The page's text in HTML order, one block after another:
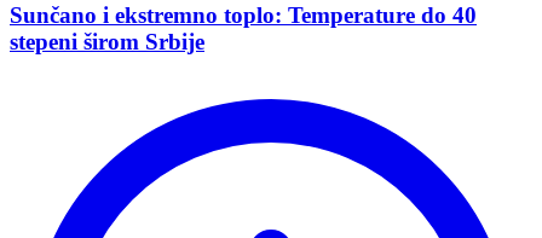
Sunčano i ekstremno toplo: Temperature do 40
stepeni širom Srbije